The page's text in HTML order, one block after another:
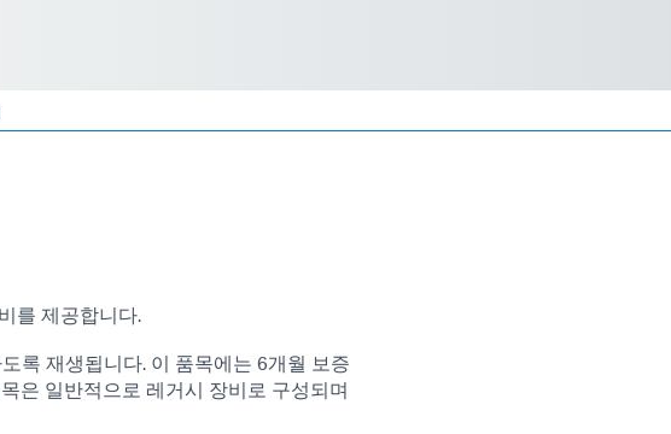
를 제공합니다.
록 재생됩니다. 이 품목에는 6개월 보증
은 일반적으로 레거시 장비로 구성되며